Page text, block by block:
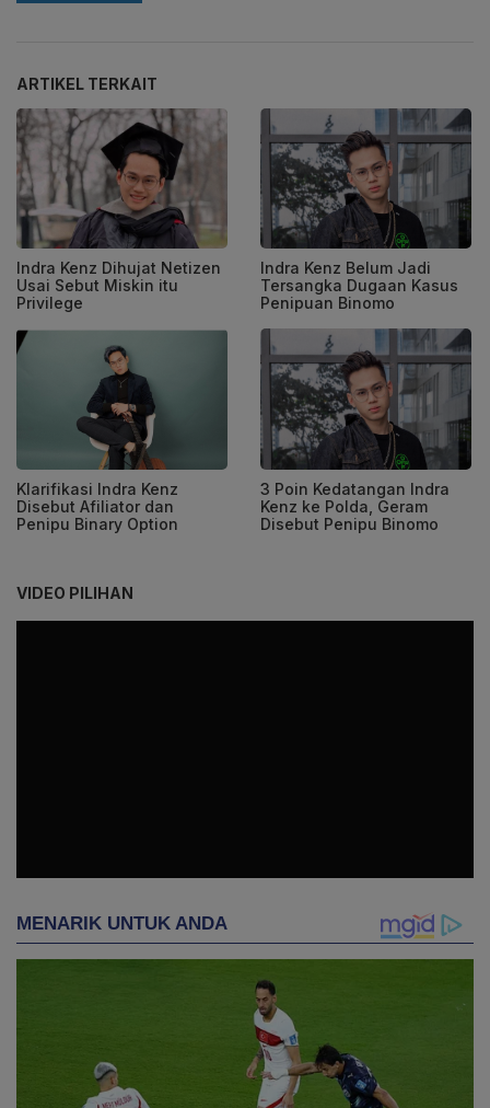
ARTIKEL TERKAIT
Indra Kenz Dihujat Netizen
Usai Sebut Miskin itu
Privilege
Indra Kenz Belum Jadi
Tersangka Dugaan Kasus
Penipuan Binomo
Klarifikasi Indra Kenz
Disebut Afiliator dan
Penipu Binary Option
3 Poin Kedatangan Indra
Kenz ke Polda, Geram
Disebut Penipu Binomo
VIDEO PILIHAN